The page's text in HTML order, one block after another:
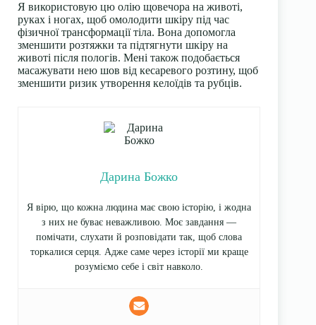
Я використовую цю олію щовечора на животі,
руках і ногах, щоб омолодити шкіру під час
фізичної трансформації тіла. Вона допомогла
зменшити розтяжки та підтягнути шкіру на
животі після пологів. Мені також подобається
масажувати нею шов від кесаревого розтину, щоб
зменшити ризик утворення келоїдів та рубців.
Дарина Божко
Я вірю, що кожна людина має свою історію, і жодна
з них не буває неважливою. Моє завдання —
помічати, слухати й розповідати так, щоб слова
торкалися серця. Адже саме через історії ми краще
розуміємо себе і світ навколо.